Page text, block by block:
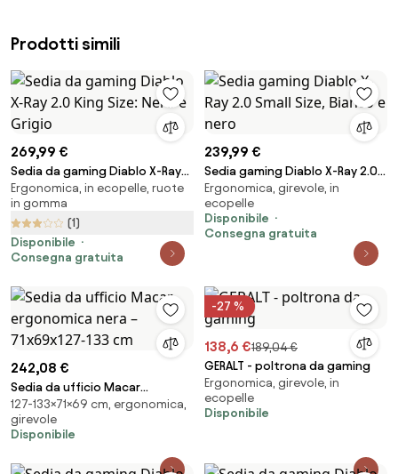
Prodotti simili
269,99 €
Sedia da gaming Diablo X-Ray
2.0 King Size: Nero e Grigio
Ergonomica, in ecopelle, ruote
in gomma
(1)
Disponibile
Consegna gratuita
239,99 €
Sedia gaming Diablo X-Ray 2.0
Small Size, Bianco e nero
Ergonomica, girevole, in
ecopelle
Disponibile
Consegna gratuita
242,08 €
Sedia da ufficio Macar
ergonomica nera – 71x69x127-
133 cm
127-133×71×69 cm, ergonomica,
girevole
Disponibile
-27 %
138,6 €189,04 €
GERALT - poltrona da gaming
Ergonomica, girevole, in
ecopelle
Disponibile